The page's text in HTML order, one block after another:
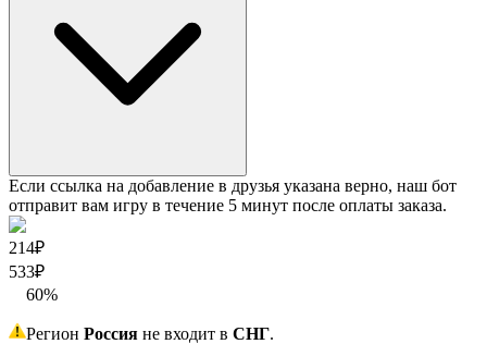
Если ссылка на добавление в друзья указана верно, наш бот
отправит вам игру в течение 5 минут после оплаты заказа.
214₽
533₽
60%
Регион Россия не входит в СНГ.